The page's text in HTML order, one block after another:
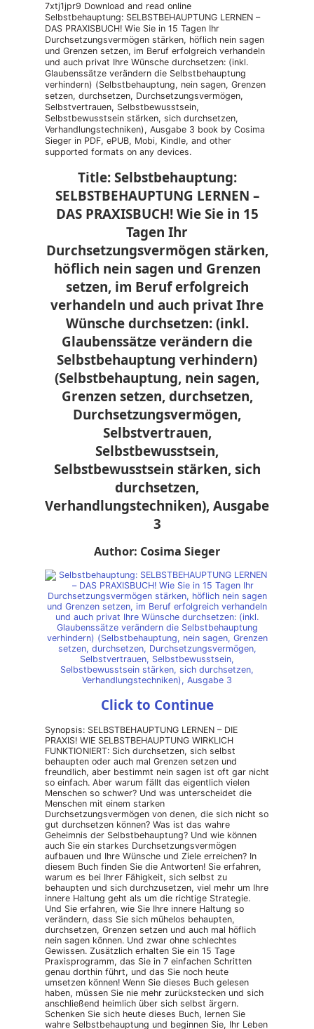
7xtj1jpr9 Download and read online
Selbstbehauptung: SELBSTBEHAUPTUNG LERNEN –
DAS PRAXISBUCH! Wie Sie in 15 Tagen Ihr
Durchsetzungsvermögen stärken, höflich nein sagen
und Grenzen setzen, im Beruf erfolgreich verhandeln
und auch privat Ihre Wünsche durchsetzen: (inkl.
Glaubenssätze verändern die Selbstbehauptung
verhindern) (Selbstbehauptung, nein sagen, Grenzen
setzen, durchsetzen, Durchsetzungsvermögen,
Selbstvertrauen, Selbstbewusstsein,
Selbstbewusstsein stärken, sich durchsetzen,
Verhandlungstechniken), Ausgabe 3 book by Cosima
Sieger in PDF, ePUB, Mobi, Kindle, and other
supported formats on any devices.
Title: Selbstbehauptung:
SELBSTBEHAUPTUNG LERNEN –
DAS PRAXISBUCH! Wie Sie in 15
Tagen Ihr
Durchsetzungsvermögen stärken,
höflich nein sagen und Grenzen
setzen, im Beruf erfolgreich
verhandeln und auch privat Ihre
Wünsche durchsetzen: (inkl.
Glaubenssätze verändern die
Selbstbehauptung verhindern)
(Selbstbehauptung, nein sagen,
Grenzen setzen, durchsetzen,
Durchsetzungsvermögen,
Selbstvertrauen,
Selbstbewusstsein,
Selbstbewusstsein stärken, sich
durchsetzen,
Verhandlungstechniken), Ausgabe
3
Author: Cosima Sieger
Click to Continue
Synopsis: SELBSTBEHAUPTUNG LERNEN – DIE
PRAXIS! WIE SELBSTBEHAUPTUNG WIRKLICH
FUNKTIONIERT: Sich durchsetzen, sich selbst
behaupten oder auch mal Grenzen setzen und
freundlich, aber bestimmt nein sagen ist oft gar nicht
so einfach. Aber warum fällt das eigentlich vielen
Menschen so schwer? Und was unterscheidet die
Menschen mit einem starken
Durchsetzungsvermögen von denen, die sich nicht so
gut durchsetzen können? Was ist das wahre
Geheimnis der Selbstbehauptung? Und wie können
auch Sie ein starkes Durchsetzungsvermögen
aufbauen und Ihre Wünsche und Ziele erreichen? In
diesem Buch finden Sie die Antworten! Sie erfahren,
warum es bei Ihrer Fähigkeit, sich selbst zu
behaupten und sich durchzusetzen, viel mehr um Ihre
innere Haltung geht als um die richtige Strategie.
Und Sie erfahren, wie Sie Ihre innere Haltung so
verändern, dass Sie sich mühelos behaupten,
durchsetzen, Grenzen setzen und auch mal höflich
nein sagen können. Und zwar ohne schlechtes
Gewissen. Zusätzlich erhalten Sie ein 15 Tage
Praxisprogramm, das Sie in 7 einfachen Schritten
genau dorthin führt, und das Sie noch heute
umsetzen können! Wenn Sie dieses Buch gelesen
haben, müssen Sie nie mehr zurückstecken und sich
anschließend heimlich über sich selbst ärgern.
Schenken Sie sich heute dieses Buch, lernen Sie
wahre Selbstbehauptung und beginnen Sie, Ihr Leben